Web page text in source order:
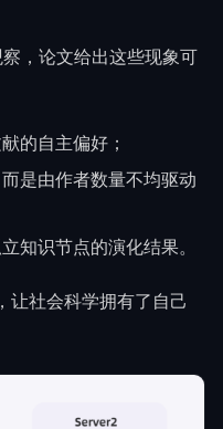
，论文给出这些现象可
的自主偏好；
是由作者数量不均驱动
知识节点的演化结果。
让社会科学拥有了自己